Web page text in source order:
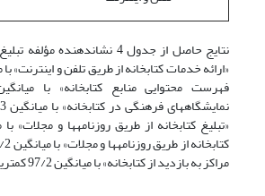
نتایج حاصل از جدول 4
مراکز به بازدید از کتابخانه» با میانگین 97/2 کمترین امتیاز را دارد.